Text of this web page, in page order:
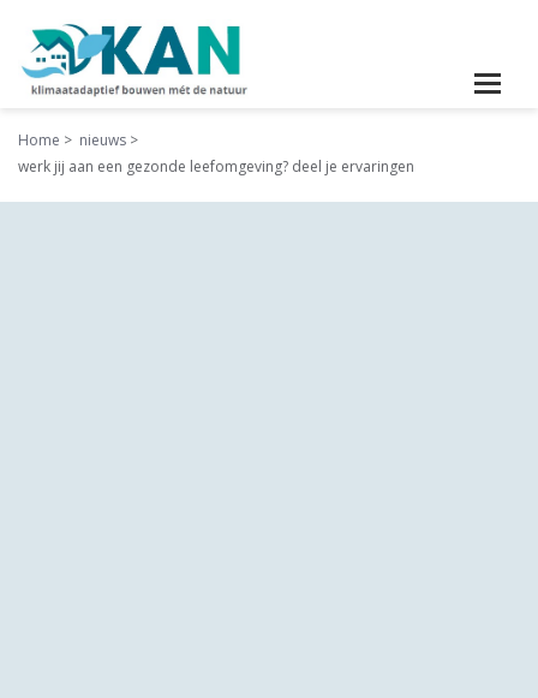
Home
nieuws
werk jij aan een gezonde leefomgeving? deel je ervaringen